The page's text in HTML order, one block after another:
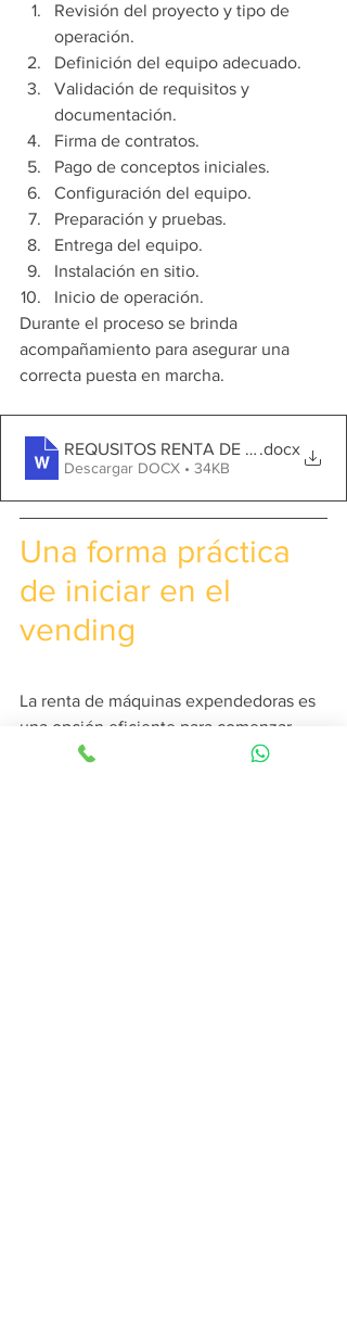
Revisión del proyecto y tipo de
operación.
Definición del equipo adecuado.
Validación de requisitos y
documentación.
Firma de contratos.
Pago de conceptos iniciales.
Configuración del equipo.
Preparación y pruebas.
Entrega del equipo.
Instalación en sitio.
Inicio de operación.
Durante el proceso se brinda
acompañamiento para asegurar una
correcta puesta en marcha.
REQUSITOS RENTA DE EQUIPOS
.docx
Descargar DOCX • 34KB
Una forma práctica
de iniciar en el
vending
La renta de máquinas expendedoras es
una opción eficiente para comenzar,
aprender y escalar.Permite enfocarse